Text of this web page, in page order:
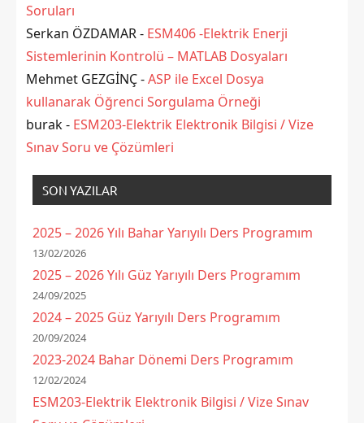
Soruları
Serkan ÖZDAMAR - ESM406 -Elektrik Enerji
Sistemlerinin Kontrolü – MATLAB Dosyaları
Mehmet GEZGİNÇ -ASP ile Excel Dosya
kullanarak Öğrenci Sorgulama Örneği
burak - ESM203-Elektrik Elektronik Bilgisi / Vize
Sınav Soru ve Çözümleri
SON YAZILAR
2025 – 2026 Yılı Bahar Yarıyılı Ders Programım
13/02/2026
2025 – 2026 Yılı Güz Yarıyılı Ders Programım
24/09/2025
2024 – 2025 Güz Yarıyılı Ders Programım
20/09/2024
2023-2024 Bahar Dönemi Ders Programım
12/02/2024
ESM203-Elektrik Elektronik Bilgisi / Vize Sınav